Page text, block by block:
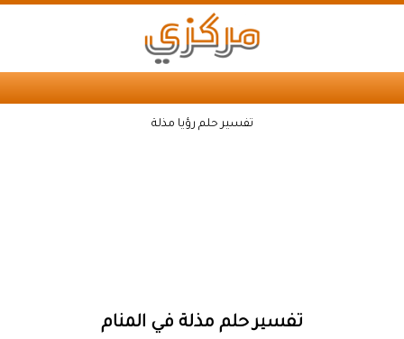
تفسير حلم رؤيا مذلة
تفسير حلم مذلة في المنام